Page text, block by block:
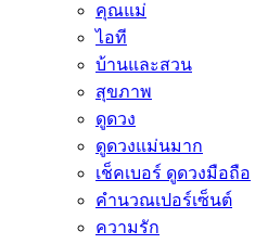
คุณแม่
ไอที
บ้านและสวน
สุขภาพ
ดูดวง
ดูดวงแม่นมาก
เช็คเบอร์ ดูดวงมือถือ
คำนวณเปอร์เซ็นต์
ความรัก